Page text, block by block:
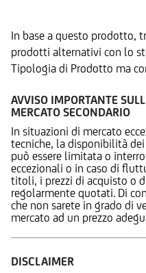
In base a questo prodotto,
prodotti alternativi con lo
Tipologia di Prodotto ma
AVVISO IMPORTANTE
MERCATO SECONDARIO
In situazioni di mercato
tecniche, la disponibilità
può essere limitata o
eccezionali o in caso di
titoli, i prezzi di acquisto o
regolarmente quotati. Di
che non sarete in grado di
mercato ad un prezzo
DISCLAIMER